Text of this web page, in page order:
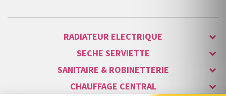
RADIATEUR ELECTRIQUE
SECHE SERVIETTE
SANITAIRE & ROBINETTERIE
CHAUFFAGE CENTRAL